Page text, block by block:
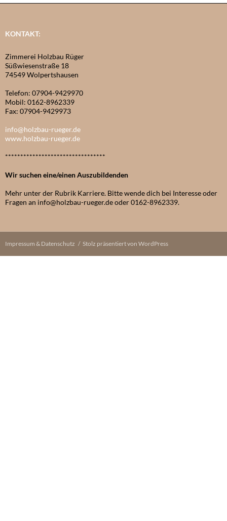
KONTAKT:
Zimmerei Holzbau Rüger
Süßwiesenstraße 18
74549 Wolpertshausen
Telefon: 07904-9429970
Mobil: 0162-8962339
Fax: 07904-9429973
info@holzbau-rueger.de
www.holzbau-rueger.de
*********************************
Wir suchen eine/einen Auszubildenden
Mehr unter der Rubrik Karriere. Bitte wende dich bei Interesse oder
Fragen an info@holzbau-rueger.de oder 0162-8962339.
Impressum & Datenschutz Stolz präsentiert von WordPress